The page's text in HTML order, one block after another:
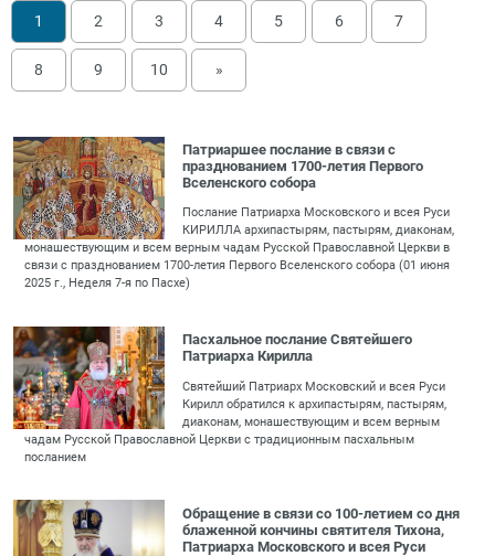
1 2 3 4 5 6 7
8 9 10 »
Патриаршее послание в связи с
празднованием 1700-летия Первого
Вселенского собора
Послание Патриарха Московского и всея Руси
КИРИЛЛА архипастырям, пастырям, диаконам,
монашествующим и всем верным чадам Русской Православной Церкви в
связи с празднованием 1700-летия Первого Вселенского собора (01 июня
2025 г., Неделя 7-я по Пасхе)
Пасхальное послание Святейшего
Патриарха Кирилла
Святейший Патриарх Московский и всея Руси
Кирилл обратился к архипастырям, пастырям,
диаконам, монашествующим и всем верным
чадам Русской Православной Церкви с традиционным пасхальным
посланием
Обращение в связи со 100-летием со дня
блаженной кончины святителя Тихона,
Патриарха Московского и всея Руси